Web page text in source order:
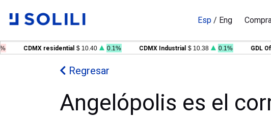
Esp / Eng
CDMX residential $ 10.40 0.1% CDMX Industrial $ 10.38 0.1% GDL Oficina
Regresar
Angelópolis es el